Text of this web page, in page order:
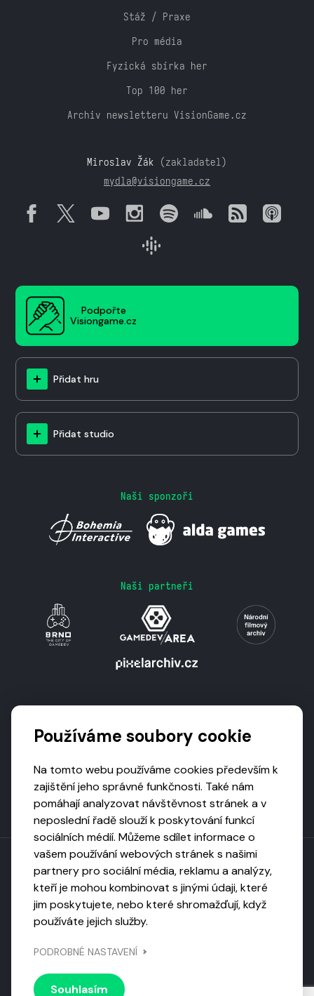
Stáž / Praxe
Pro média
Fyzická sbírka her
Top 100 her
Archiv newsletteru VisionGame.cz
Miroslav Žák (zakladatel)
mydla@visiongame.cz
Podpořte
Visiongame.cz
Přidat hru
Přidat studio
Naši sponzoři
Naši partneři
Toto dílo podléhá licenci CC BY-NC-ND
Uveďte původ, neužívejte komerčně, nezpracovávejte.
Národní knihovnou ČR
Používáme soubory cookie
Na tomto webu používáme cookies především k
zajištění jeho správné funkčnosti. Také nám
pomáhají analyzovat návštěvnost stránek a v
neposlední řadě slouží k poskytování funkcí
sociálních médií. Můžeme sdílet informace o
vašem používání webových stránek s našimi
partnery pro sociální média, reklamu a analýzy,
kteří je mohou kombinovat s jinými údaji, které
jim poskytujete, nebo které shromažďují, když
používáte jejich služby.
PODROBNÉ NASTAVENÍ
Souhlasím